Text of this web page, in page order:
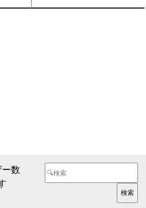
数